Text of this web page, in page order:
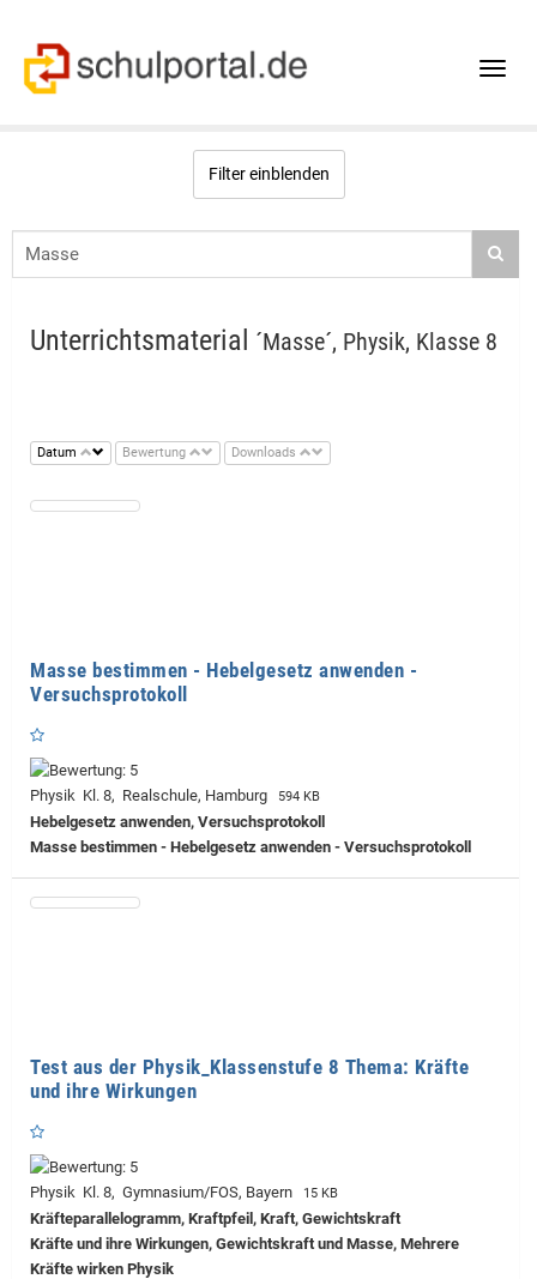
Toggle
Filter einblenden
Unterrichtsmaterial ´Masse´, Physik, Klasse 8
Datum Bewertung Downloads
Masse bestimmen - Hebelgesetz anwenden -
Versuchsprotokoll
Physik Kl. 8, Realschule, Hamburg 594 KB
Hebelgesetz anwenden, Versuchsprotokoll
Masse bestimmen - Hebelgesetz anwenden - Versuchsprotokoll
Test aus der Physik_Klassenstufe 8 Thema: Kräfte
und ihre Wirkungen
Physik Kl. 8, Gymnasium/FOS, Bayern 15 KB
Kräfteparallelogramm, Kraftpfeil, Kraft, Gewichtskraft
Kräfte und ihre Wirkungen, Gewichtskraft und Masse, Mehrere
Kräfte wirken Physik